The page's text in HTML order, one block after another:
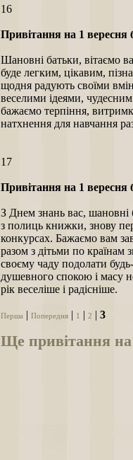
16
Привітання на 1 вересня
Шановні батьки, вітаємо
буде легким, цікавим,
щодня радують своїми
веселими ідеями,
бажаємо терпіння,
натхнення для навчання
17
Привітання на 1 вересня
З Днем знань вас, шановні
з полиць книжки, знову
конкурсах. Бажаємо вам
разом з дітьми по
своєму чаду подолати
душевного спокою і масу
рік веселіше і радісніше.
Перша Попередня 1 2 3
Ще привітання